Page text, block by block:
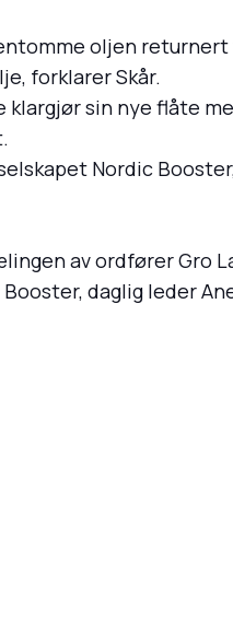
oljen
forklarer Skår.
klargjør sin nye flåte
Nordic
av ordfører Gro
daglig leder